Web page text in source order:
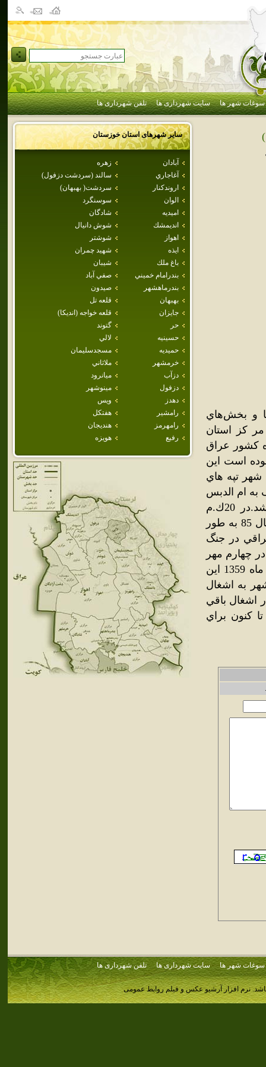
سوغات شهر ها سایت شهرداری ها تلفن شهرداری ها
سایر شهرهای استانخوزستان
آبادان
زهره
آغاجاري
سالند (سردشت دزفول)
اروندكنار
سردشت( بهبهان)
الوان
سوسنگرد
اميديه
شادگان
انديمشك
شوش دانيال
اهواز
شوشتر
ايذه
شهيد چمران
باغ ملك
شيبان
بندرامام خميني
صفي آباد
بندرماهشهر
صيدون
بهبهان
قلعه تل
جايزان
قلعه خواجه (انديكا)
حر
گتوند
حسينيه
لالي
حميديه
مسجدسليمان
خرمشهر
ملاثاني
دزآب
ميانرود
دزفول
مينوشهر
دهدز
ويس
رامشير
هفتكل
رامهرمز
هنديجان
رفيع
هويزه
و بخش‌هاي
خوزستان در 85 كليومتري مر كز استان
کشور عراق
است اين
20ك.م شمالي اين شهر تپه هاي
به ام الدبس
كه محل تفريح ساكنان شهرهاي استان در فصل زمستان مي باشد.در 20ك.م
شمالغرب اين شهر بازارچه مرزي معروف چذابه قراردارد كه در سال 85 به طور
در جنگ
چهارم مهر
ماه 1359 شهر بستان را به اشغال خود درآوردند. اما در هشتم مهر ماه 1359 اين
بار دوم اين شهر به اشغال
و تا عمليات طريق‌القدس در دهم آذر ماه 1360 در اشغال باقي
که تا کنون براي
سوغات شهر ها سایت شهرداری ها تلفن شهرداری ها
نرم افزار آرشیو عکس و فیلم روابط عمومی